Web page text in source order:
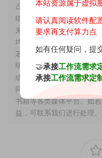
声明： ① 本站所有资
络上整理收集，同时进行
来的成果，因此理论上版
均仅供AIGC技术学习，切
若由于商用引起版权纠纷
明请参考资源包内的声明
或标注，均为本站原创发
同意时，禁止复制、盗用
书籍等各类媒体平台。如
益，可联系我们进行处理。
本站资源属于虚拟
请认真阅读软件配
要求再支付算力点
如有任何疑问，提
🤝承接工作流需求
承接工作流需求定